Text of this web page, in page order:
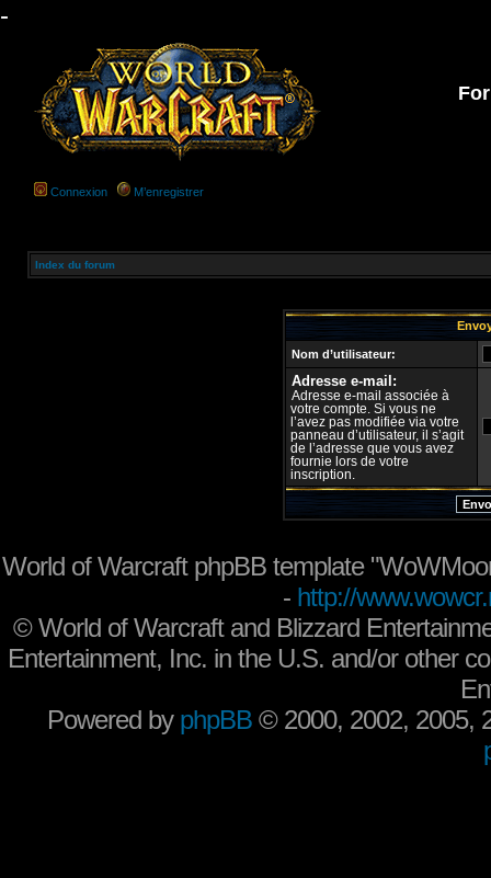
-
Connexion M’enregistrer
Index du forum
Nom d’utilisateur:
Adresse e-mail:
Adresse e-mail associée à
votre compte. Si vous ne
l’avez pas modifiée via votre
panneau d’utilisateur, il s’agit
de l’adresse que vous avez
fournie lors de votre
inscription.
World of Warcraft phpBB template
- http://
©World of Warcraft and Blizzard
Entertainment, Inc. in the U.S. and/or other
Powered by phpBB © 2000, 2002, 2005,